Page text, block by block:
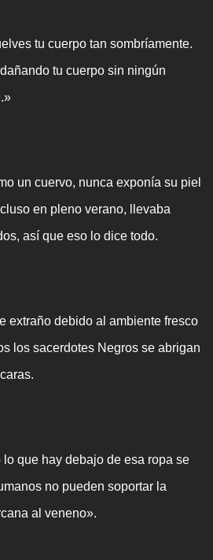
tu cuerpo tan sombríamente.
tu cuerpo sin ningún
un cuervo, nunca exponía su piel
en pleno verano, llevaba
así que eso lo dice todo.
extraño debido al ambiente fresco
los sacerdotes Negros se abrigan
que hay debajo de esa ropa se
no pueden soportar la
al veneno».